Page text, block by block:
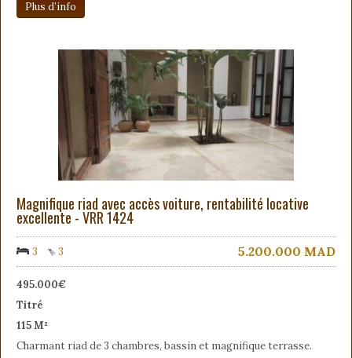
Plus d’info
Magnifique riad avec accès voiture, rentabilité locative
excellente - VRR 1424
3 3 5.200.000 MAD
495.000€
Titré
115 M²
Charmant riad de 3 chambres, bassin et magnifique terrasse.